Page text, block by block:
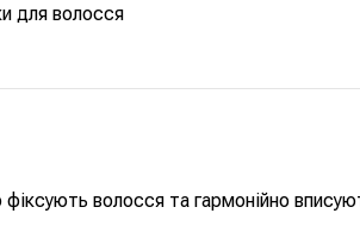
для волосся
волосся та гармонійно